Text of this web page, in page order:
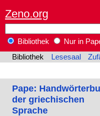
Zeno.org
Bibliothek
Nur in
Bibliothek
Lesesaal
Pape:
der griechischen
Sprache